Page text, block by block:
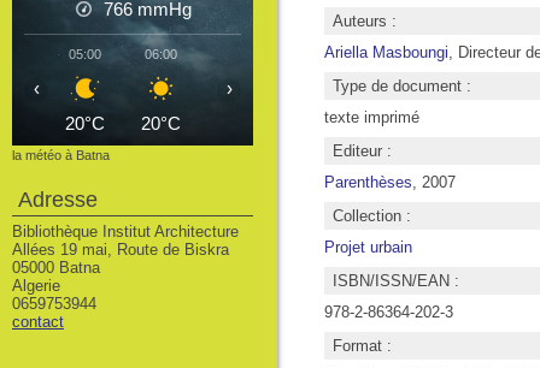
Auteurs :
Ariella Masboungi, Directeur
Type de document :
texte imprimé
Editeur :
Parenthèses, 2007
Collection :
Projet urbain
ISBN/ISSN/EAN :
978-2-86364-202-3
Format :
766 mmHg
05:00
20°C
06:00
20°C
07:00 08:00
24°C
09:00
26°C
10:00
‹ ›
la météo à Batna
Adresse
Bibliothèque Institut Architecture
Allées 19 mai, Route de Biskra
05000 Batna
Algerie
0659753944
contact